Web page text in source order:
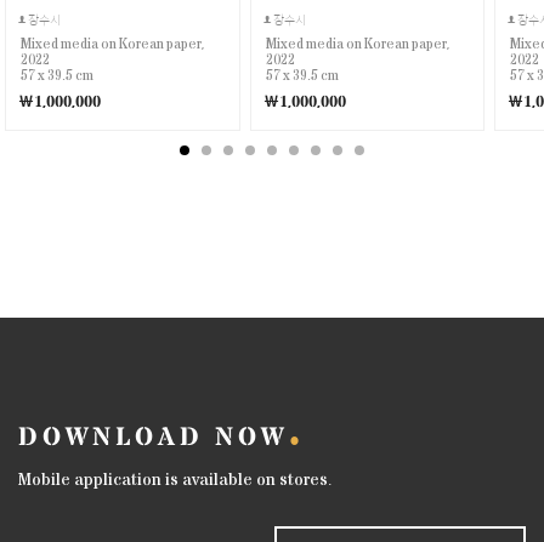
장수시
Mixed media on Korean paper,
2022
57 x 39.5 cm
￦1,000,000
장수시
Mixed media on Korean paper,
2022
57 x 39.5 cm
￦1,000,000
장수
2022
57 x
￦
DOWNLOAD NOW
Mobile application is available on stores.